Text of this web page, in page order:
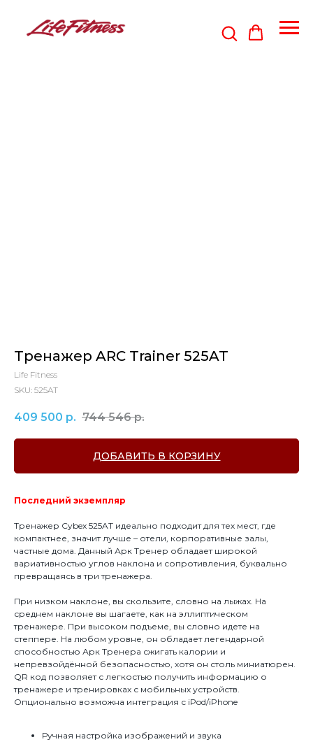
Тренажер ARC Trainer 525AT
Life Fitness
SKU: 525AT
409 500 р. 744 546 р.
ДОБАВИТЬ В КОРЗИНУ
Последний экземпляр
Тренажер Cybex 525AT идеально подходит для тех мест, где
компактнее, значит лучше – отели, корпоративные залы,
частные дома. Данный Арк Тренер обладает широкой
вариативностью углов наклона и сопротивления, буквально
превращаясь в три тренажера.
При низком наклоне, вы скользите, словно на лыжах. На
среднем наклоне вы шагаете, как на эллиптическом
тренажере. При высоком подъеме, вы словно идете на
степпере. На любом уровне, он обладает легендарной
способностью Арк Тренера сжигать калории и
непревзойдённой безопасностью, хотя он столь миниатюрен.
QR код позволяет с легкостью получить информацию о
тренажере и тренировках с мобильных устройств.
Опционально возможна интеграция с iPod/iPhone
Ручная настройка изображений и звука